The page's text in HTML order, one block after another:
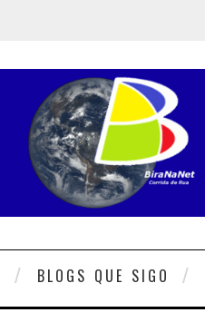
BLOGS QUE SIGO